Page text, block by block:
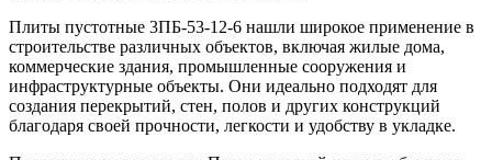
Плиты пустотные 3ПБ-53-12-6 нашли широкое применение в
строительстве различных объектов, включая жилые дома,
коммерческие здания, промышленные сооружения и
инфраструктурные объекты. Они идеально подходят для
создания перекрытий, стен, полов и других конструкций
благодаря своей прочности, легкости и удобству в укладке.